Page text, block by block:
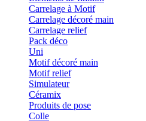
Carrelage à Motif
Carrelage décoré main
Carrelage relief
Pack déco
Uni
Motif décoré main
Motif relief
Simulateur
Céramix
Produits de pose
Colle